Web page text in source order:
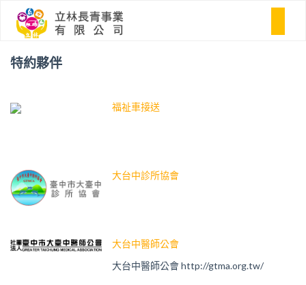
特約夥伴
福祉車接送
大台中診所協會
大台中醫師公會
大台中醫師公會 http://gtma.org.tw/